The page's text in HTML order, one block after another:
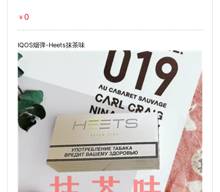
￥ 0
IQOS烟弹-Heets抹茶味